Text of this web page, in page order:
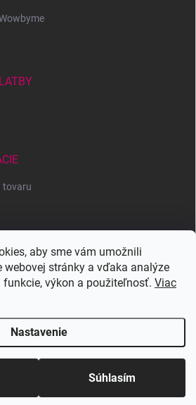
aby sme vám umožnili
webovej stránky a vďaka analýze
výkon a použiteľnosť. Viac
Nastavenie
Súhlasím
tovaru
Vytvoril Shoptet
. Všetky práva vyhradené.Upraviť nastavenie